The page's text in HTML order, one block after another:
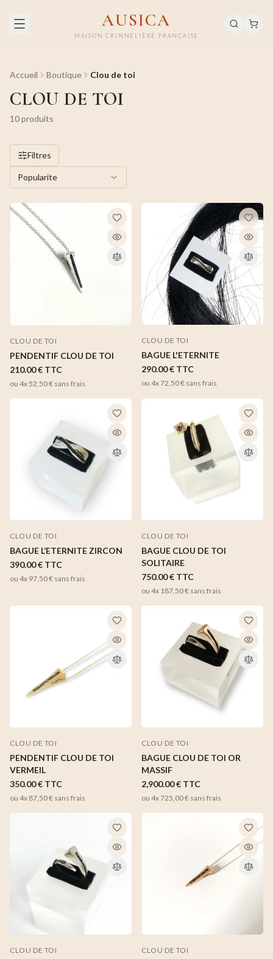
AUSICA
MAISON CRINNELIÈRE FRANÇAISE
Accueil Boutique Clou de toi
CLOU DE TOI
10produits
Filtres
Popularite
CLOU DE TOI
PENDENTIF CLOU DE TOI
210.00 € TTC
ou 4x52,50 € sans frais
CLOU DE TOI
BAGUE L'ETERNITE
290.00 € TTC
ou 4x72,50 € sans frais
CLOU DE TOI
BAGUE L’ETERNITE ZIRCON
390.00 € TTC
ou 4x 97,50 € sans frais
CLOU DE TOI
BAGUE CLOU DE TOI
SOLITAIRE
750.00 € TTC
ou 4x 187,50 € sans frais
CLOU DE TOI
PENDENTIF CLOU DE TOI
VERMEIL
350.00 € TTC
ou 4x 87,50 € sans frais
CLOU DE TOI
BAGUE CLOU DE TOI OR
MASSIF
2,900.00 € TTC
ou 4x725,00 € sans frais
CLOU DE TOI CLOU DE TOI